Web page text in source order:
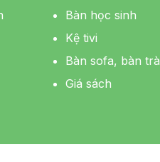
Bàn học sinh
Kệ tivi
Bàn sofa, bàn trà
Giá sách